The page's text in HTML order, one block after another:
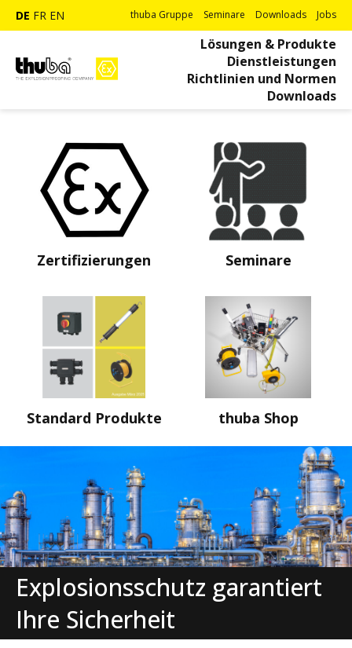
DE FR EN thuba Gruppe Seminare Downloads Jobs
Lösungen & Produkte
Dienstleistungen
Richtlinien und Normen
Downloads
Zertifizierungen Seminare
Standard Produkte thuba Shop
Explosionsschutz garantiert
Ihre Sicherheit